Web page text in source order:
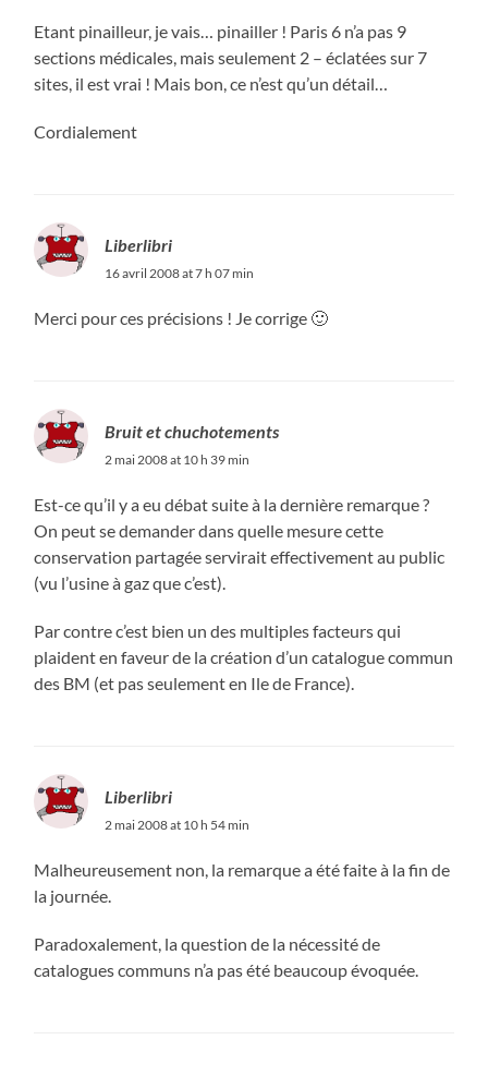
Etant pinailleur, je vais… pinailler ! Paris 6 n’a pas 9
sections médicales, mais seulement 2 – éclatées sur 7
sites, il est vrai ! Mais bon, ce n’est qu’un détail…
Cordialement
Liberlibri
16 avril 2008 at 7 h 07 min
Merci pour ces précisions ! Je corrige 🙂
Bruit et chuchotements
2 mai 2008 at 10 h 39 min
Est-ce qu’il y a eu débat suite à la dernière remarque ?
On peut se demander dans quelle mesure cette
conservation partagée servirait effectivement au public
(vu l’usine à gaz que c’est).
Par contre c’est bien un des multiples facteurs qui
plaident en faveur de la création d’un catalogue commun
des BM (et pas seulement en Ile de France).
Liberlibri
2 mai 2008 at 10 h 54 min
Malheureusement non, la remarque a été faite à la fin de
la journée.
Paradoxalement, la question de la nécessité de
catalogues communs n’a pas été beaucoup évoquée.